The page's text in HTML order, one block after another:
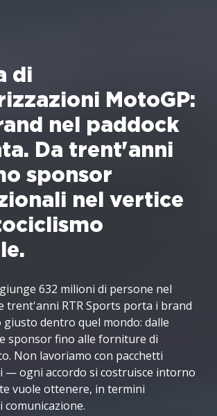
di
MotoGP:
nel paddock
Da trent'anni
sponsor
nel vertice
632 milioni di persone nel
trent'anni RTR Sports porta i brand
dentro quel mondo: dalle
sponsor fino alle forniture di
Non lavoriamo con pacchetti
— ogni accordo si costruisce intorno
vuole ottenere, in termini
comunicazione.